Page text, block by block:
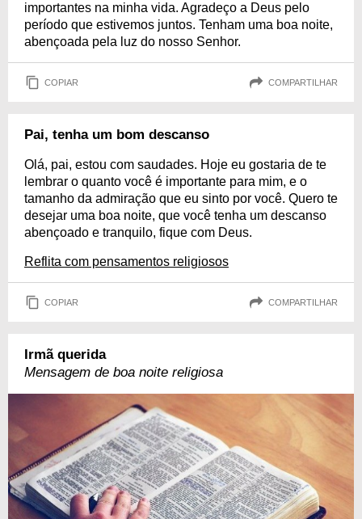
importantes na minha vida. Agradeço a Deus pelo
período que estivemos juntos. Tenham uma boa noite,
abençoada pela luz do nosso Senhor.
COPIAR COMPARTILHAR
Pai, tenha um bom descanso
Olá, pai, estou com saudades. Hoje eu gostaria de te
lembrar o quanto você é importante para mim, e o
tamanho da admiração que eu sinto por você. Quero te
desejar uma boa noite, que você tenha um descanso
abençoado e tranquilo, fique com Deus.
Reflita com pensamentos religiosos
COPIAR COMPARTILHAR
Irmã querida
Mensagem de boa noite religiosa